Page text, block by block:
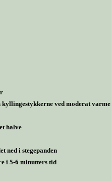
kyllingestykkerne ved moderat varme
halve
ned i stegepanden
i 5-6 minutters tid